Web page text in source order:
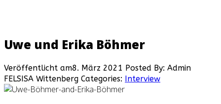
Uwe und Erika Böhmer
Veröffentlicht am8. März 2021 Posted By: Admin
FELSISA Wittenberg Categories: Interview